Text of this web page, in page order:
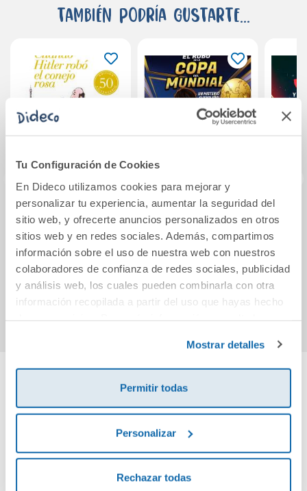
Tu Configuración de Cookies
En Dideco utilizamos cookies para mejorar y
personalizar tu experiencia, aumentar la seguridad del
sitio web, y ofrecerte anuncios personalizados en otros
sitios web y en redes sociales. Además, compartimos
información sobre el uso de nuestra web con nuestros
colaboradores de confianza de redes sociales, publicidad
y análisis web, los cuales pueden combinarla con otra
información recopilada a partir del uso que hayas hecho
Mostrar detalles
Permitir todas
Personalizar
Rechazar todas
También podría gustarte...
Cuando Hitler robó
el conejo rosa
(edición 50
aniversario)
17,65€
Comprar
El robo de la Copa
del Mundial: Un
misterio futbolero
14,90€
Comprar
Jano
Cuéntanos tu opinión
¡Sé el primero en valorar este producto!
Debes iniciar sesión para poder valorarlo